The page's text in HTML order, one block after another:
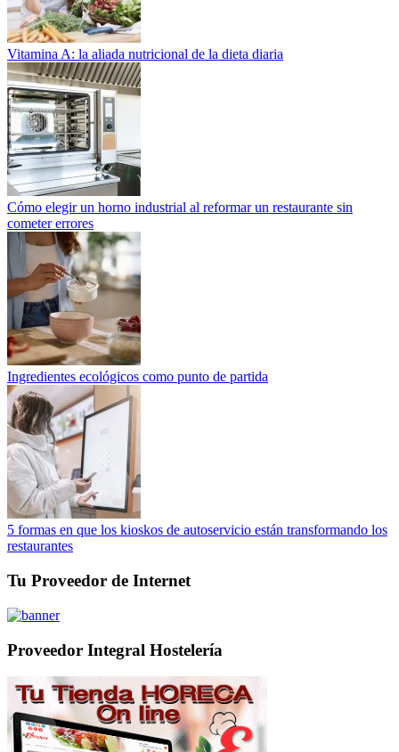
Vitamina A: la aliada nutricional de la dieta diaria
Cómo elegir un horno industrial al reformar un restaurante sin
cometer errores
Ingredientes ecológicos como punto de partida
5 formas en que los kioskos de autoservicio están transformando los
restaurantes
Tu Proveedor de Internet
Proveedor Integral Hostelería